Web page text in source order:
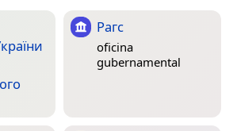
Рагс
oficina
gubernamental